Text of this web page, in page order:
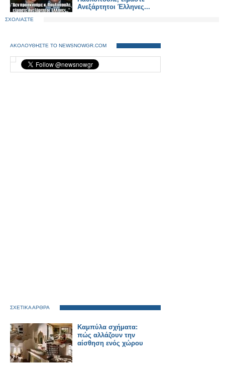
Ανεξάρτητοι Έλληνες...
ΣΧΟΛΙΑΣΤΕ
ΑΚΟΛΟΥΘΗΣΤΕ ΤΟ NEWSNOWGR.COM
ΣΧΕΤΙΚΑ ΑΡΘΡΑ
Καμπύλα σχήματα:
πώς αλλάζουν την
αίσθηση ενός χώρου